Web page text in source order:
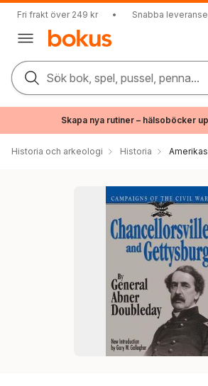
Fri frakt över 249 kr • Snabba
Sök bok, spel, pussel, penna...
Skapa nya rutiner – hälsoböcker
Historia och arkeologi Historia